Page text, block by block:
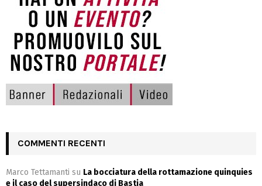
COMMENTI RECENTI
Marco Tettamanti su La bocciatura della rottamazione quinquies
e il caso del supersindaco di Bastia